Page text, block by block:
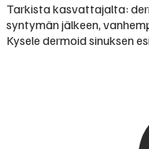
Tarkista kasvattajalta:
syntymän jälkeen,
Kysele dermoid sinuksen